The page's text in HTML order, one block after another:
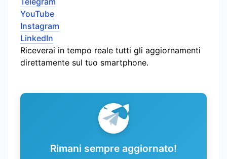
YouTube
Instagram
LinkedIn
Riceverai in tempo reale tutti gli aggiornamenti
direttamente sul tuo smartphone.
Rimani sempre aggiornato!